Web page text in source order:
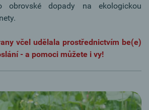
obrovské dopady na ekologickou
včel udělala prostřednictvím be(e)
- a pomoci můžete i vy!